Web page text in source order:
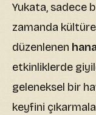
Yukata, sadece
zamanda
düzenlenen
etkinliklerde
geleneksel bir
keyfini